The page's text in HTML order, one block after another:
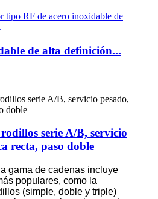
de alta definición...
serie A/B, servicio
recta, paso doble
gama de cadenas incluye
populares, como la
(simple, doble y triple)